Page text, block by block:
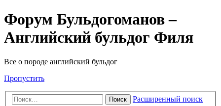
Форум Бульдогоманов –
Английский бульдог Филя
Все о породе английский бульдог
Пропустить
Поиск Расширенный поиск